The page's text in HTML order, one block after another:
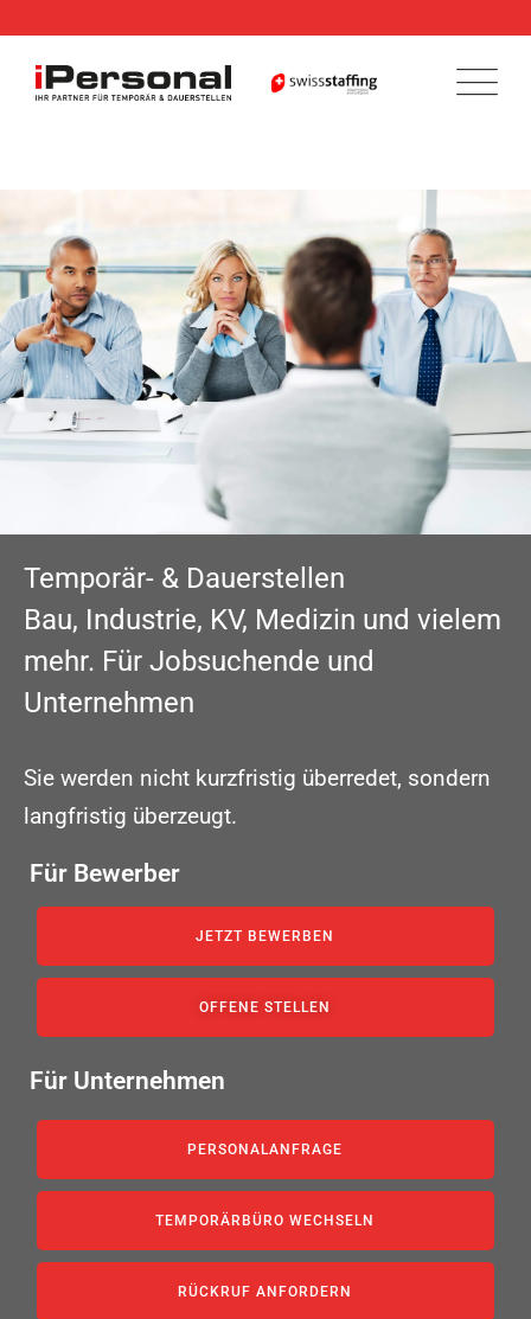
Temporär- & Dauerstellen
Bau, Industrie, KV, Medizin und vielem
mehr. Für Jobsuchende und
Unternehmen
Sie werden nicht kurzfristig überredet, sondern
langfristig überzeugt.
Für Bewerber
JETZT BEWERBEN
OFFENE STELLEN
Für Unternehmen
PERSONALANFRAGE
TEMPORÄRBÜRO WECHSELN
RÜCKRUF ANFORDERN